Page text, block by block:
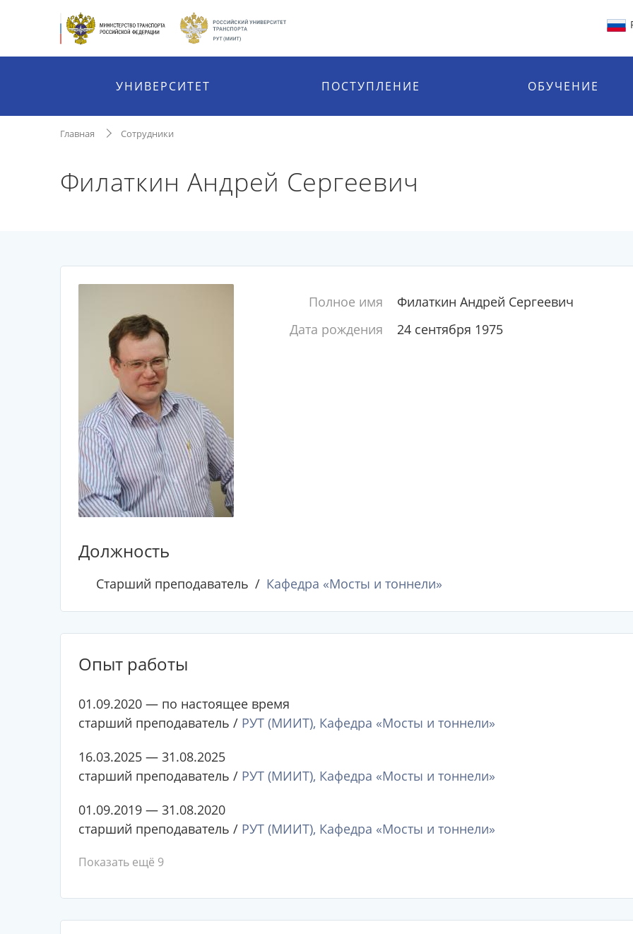
УНИВЕРСИТЕТ ПОСТУПЛЕНИЕ ОБУЧЕНИЕ
Главная Сотрудники
Филаткин Андрей Сергеевич
Полное имя
Филаткин Андрей Сергеевич
Дата рождения
24 сентября 1975
Должность
Старший преподаватель Кафедра «Мосты и тоннели»
Опыт работы
01.09.2020 — по настоящее время
старший преподаватель / РУТ (МИИТ), Кафедра «Мосты и тоннели»
16.03.2025 — 31.08.2025
старший преподаватель / РУТ (МИИТ), Кафедра «Мосты и тоннели»
01.09.2019 — 31.08.2020
старший преподаватель / РУТ (МИИТ), Кафедра «Мосты и тоннели»
Показать ещё 9